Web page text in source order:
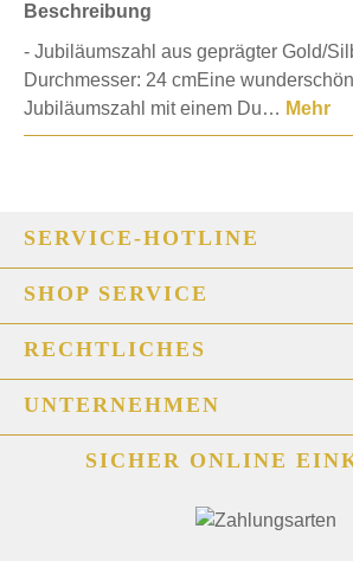
Beschreibung
- Jubiläumszahl aus geprägter Gold/
Durchmesser: 24 cmEine
Jubiläumszahl mit einem Du… Mehr
SERVICE-HOTLINE
SHOP SERVICE
RECHTLICHES
UNTERNEHMEN
SICHER ONLINE